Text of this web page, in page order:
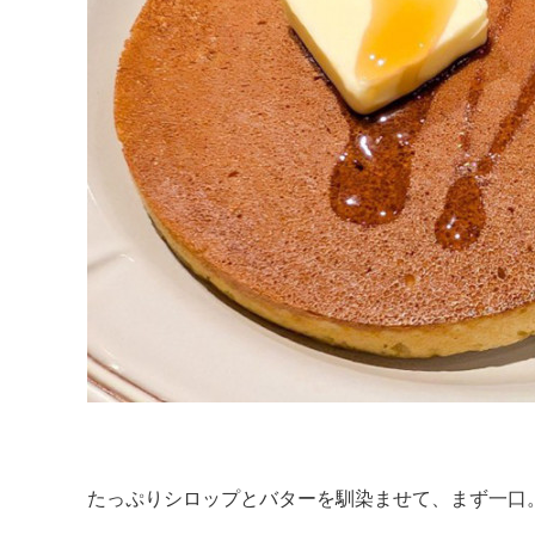
たっぷりシロップとバターを馴染ませて、まず一口